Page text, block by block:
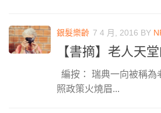
銀髮樂齡 7 4 月, 2016 BY
【書摘】老人天
編按： 瑞典一向被稱為
照政策火燒眉...